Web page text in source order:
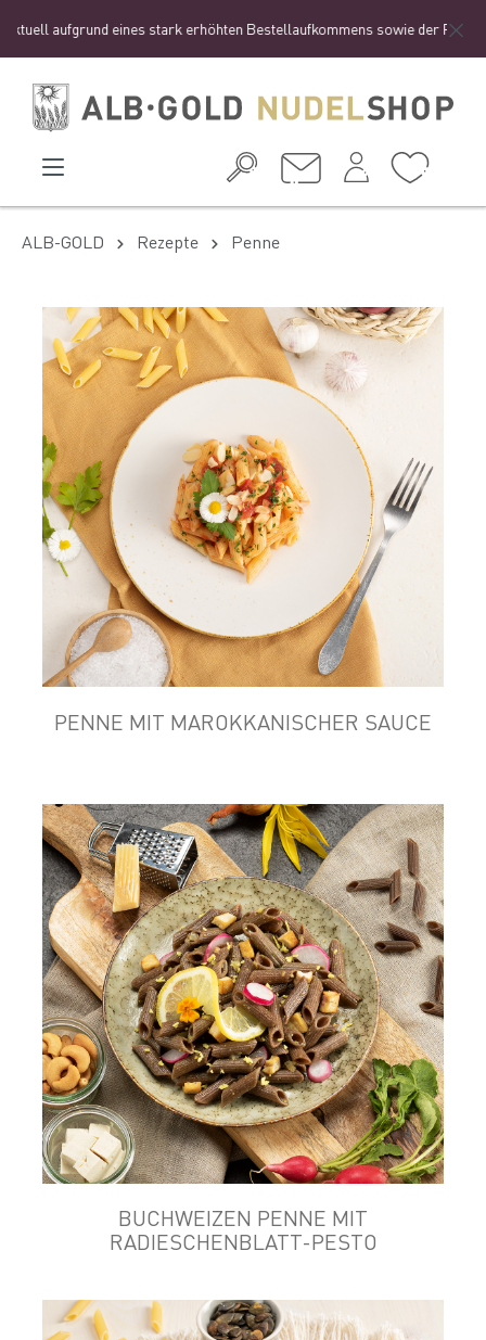
eines stark erhöhten Bestellaufkommens sowie der Ferienzeit zu
ALB-GOLD Rezepte Penne
PENNE MIT MAROKKANISCHER SAUCE
BUCHWEIZEN PENNE MIT
RADIESCHENBLATT-PESTO